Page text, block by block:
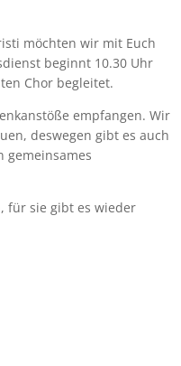
möchten wir mit Euch
beginnt 10.30 Uhr
Chor begleitet.
empfangen. Wir
deswegen gibt es auch
gemeinsames
für sie gibt es wieder